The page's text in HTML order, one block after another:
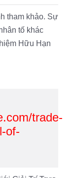
tham khảo. Sự
tố khác
Hữu Hạn
trade-
of-